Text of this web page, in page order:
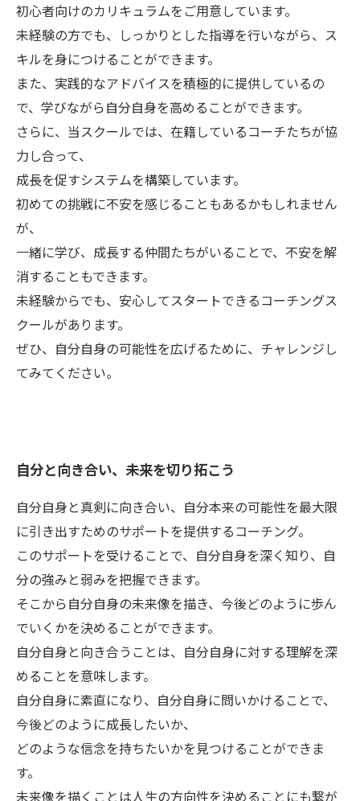
初心者向けのカリキュラムをご用意しています。
未経験の方でも、しっかりとした指導を行いながら、ス
キルを身につけることができます。
また、実践的なアドバイスを積極的に提供しているの
で、学びながら自分自身を高めることができます。
さらに、当スクールでは、在籍しているコーチたちが協
力し合って、
成長を促すシステムを構築しています。
初めての挑戦に不安を感じることもあるかもしれません
が、
一緒に学び、成長する仲間たちがいることで、不安を解
消することもできます。
未経験からでも、安心してスタートできるコーチングス
クールがあります。
ぜひ、自分自身の可能性を広げるために、チャレンジし
てみてください。
自分と向き合い、未来を切り拓こう
自分自身と真剣に向き合い、自分本来の可能性を最大限
に引き出すためのサポートを提供するコーチング。
このサポートを受けることで、自分自身を深く知り、自
分の強みと弱みを把握できます。
そこから自分自身の未来像を描き、今後どのように歩ん
でいくかを決めることができます。
自分自身と向き合うことは、自分自身に対する理解を深
めることを意味します。
自分自身に素直になり、自分自身に問いかけることで、
今後どのように成長したいか、
どのような信念を持ちたいかを見つけることができま
す。
未来像を描くことは人生の方向性を決めることにも繋が